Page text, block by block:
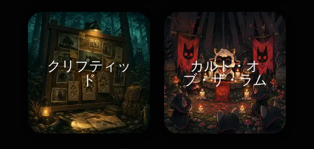
クリプティッ
ド
カルト・オ
ブ・ザ・ラム